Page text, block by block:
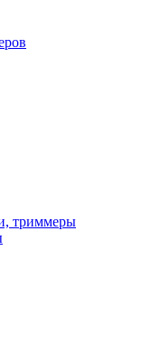
триммеры